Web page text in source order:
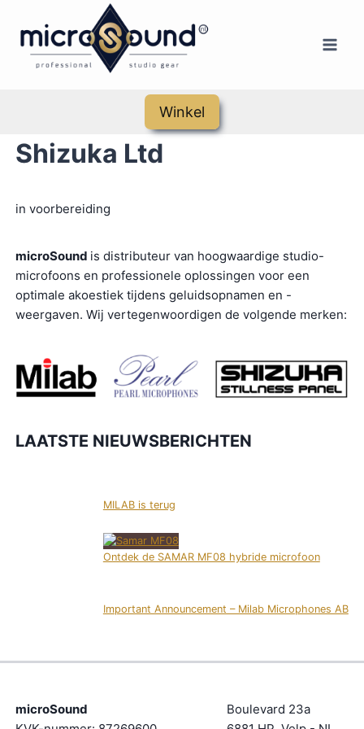
naar
inhoud
Winkel
Shizuka Ltd
in voorbereiding
microSound is distributeur van hoogwaardige studio-
microfoons en professionele oplossingen voor een
optimale akoestiek tijdens geluidsopnamen en -
weergaven. Wij vertegenwoordigen de volgende merken:
LAATSTE NIEUWSBERICHTEN
MILAB is terug
Ontdek de SAMAR MF08 hybride microfoon
Important Announcement – Milab Microphones AB
microSound
Boulevard 23a